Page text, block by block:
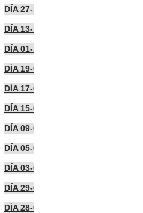
DÍA 27-10-2025
DÍA 13-10-2025
DÍA 01-10-2025
DÍA 19-09-2025
DÍA 17-09-2025
DÍA 15-09-2025
DÍA 09-09-2025
DÍA 05-09-2025
DÍA 03-09-2025
DÍA 29-08-2025
DÍA 28-08-2025